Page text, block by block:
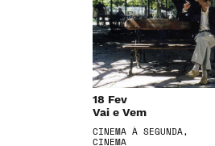
18 Fev
Vai e Vem
CINEMA À SEGUNDA,
CINEMA